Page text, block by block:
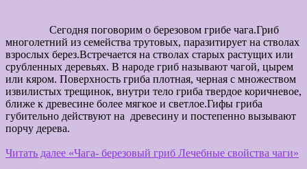
Сегодня поговорим о березовом грибе чага.Гриб
многолетний из семейства трутовых, паразитирует на стволах
взрослых берез.Встречается на стволах старых растущих или
срубленных деревьях. В народе гриб называют чагой, цырем
или кяром. Поверхность гриба плотная, черная с множеством
извилистых трещинок, внутри тело гриба твердое коричневое,
ближе к древесине более мягкое и светлое.Гифы гриба
губительно действуют на древесину и постепенно вызывают
порчу дерева.
Читать далее «Чага- березовый гриб Лечебные свойства чаги»